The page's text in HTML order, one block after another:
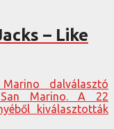
– Like
dalválasztó
Marino. A 22
kiválasztották